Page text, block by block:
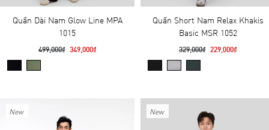
Quần Dài Nam Glow Line MPA
1015
499,000₫ 349,000₫
Quần Short Nam Relax Khakis
Basic MSR 1052
329,000₫ 229,000₫
New New